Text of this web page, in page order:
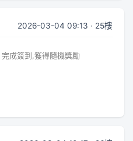
2026-03-04 09:13 · 25樓
完成簽到,獲得隨機獎勵